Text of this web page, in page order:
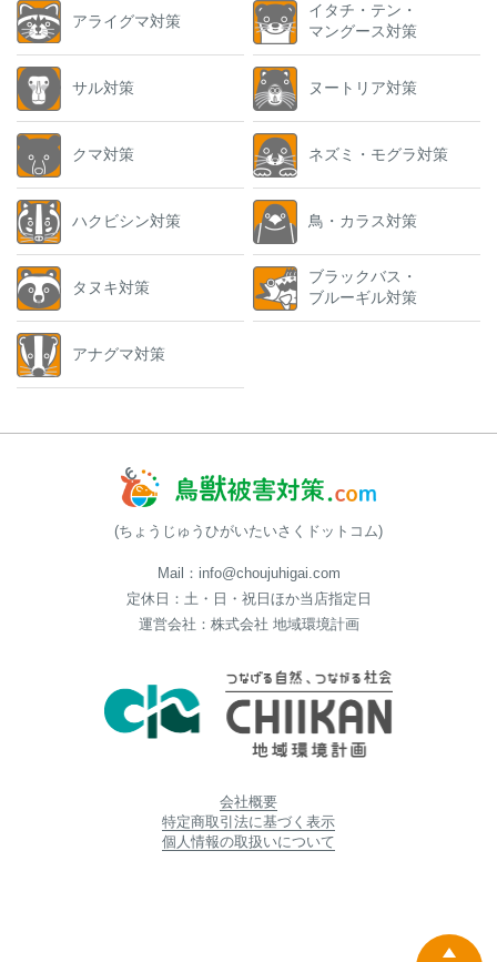
アライグマ対策
サル対策
クマ対策
ハクビシン対策
タヌキ対策
アナグマ対策
イタチ・テン・
マングース対策
ヌートリア対策
ネズミ・モグラ対策
鳥・カラス対策
ブラックバス・
ブルーギル対策
(ちょうじゅうひがいたいさくドットコム)
Mail：info@choujuhigai.com
定休日：土・日・祝日ほか当店指定日
運営会社：株式会社 地域環境計画
会社概要
特定商取引法に基づく表示
個人情報の取扱いについて